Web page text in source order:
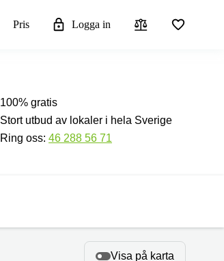
Pris Logga in
100% gratis
Stort utbud av lokaler i hela Sverige
Ring oss: 46 288 56 71
Visa på karta